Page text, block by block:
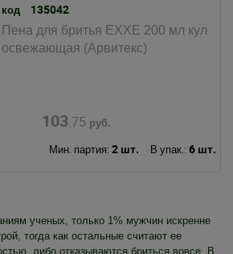
код 135042
Пена для бритья EXXE 200 мл кул
освежающая (Арвитекс)
103.75 руб.
Мин. партия: 2 шт. В упак.: 6 шт.
ученых, только 1% мужчин искренне
тогда как остальные считают ее
либо отказываются бриться вовсе. В